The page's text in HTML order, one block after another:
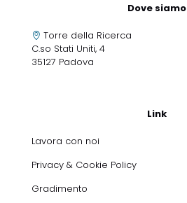
Dove siamo
Torre della Ricerca
C.so Stati Uniti, 4
35127 Padova
Link
Lavora con noi
Privacy & Cookie Policy
Gradimento